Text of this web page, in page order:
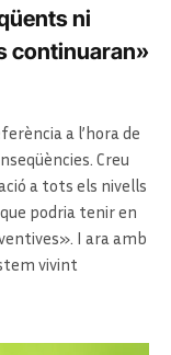
ni
continuaran»
a l’hora de
Creu
a tots els nivells
podria tenir en
I ara amb
vivint